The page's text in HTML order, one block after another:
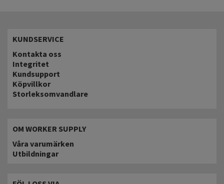
KUNDSERVICE
Kontakta oss
Integritet
Kundsupport
Köpvillkor
Storleksomvandlare
OM WORKER SUPPLY
Våra varumärken
Utbildningar